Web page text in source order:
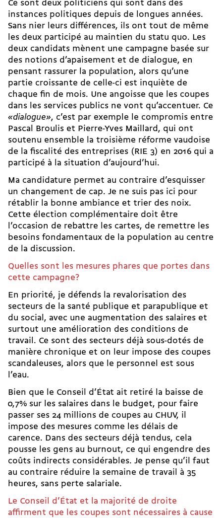
Ce sont deux politiciens qui sont dans des
instances politiques depuis de longues années.
Sans nier leurs différences, ils ont tout de même
les deux participé au maintien du statu quo. Les
deux candidats mènent une campagne basée sur
des notions d’apaisement et de dialogue, en
pensant rassurer la population, alors qu’une
partie croissante de celle-ci est inquiète de
chaque fin de mois. Une angoisse que les coupes
dans les services publics ne vont qu’accentuer. Ce
«dialogue», c’est par exemple le compromis entre
Pascal Broulis et Pierre-Yves Maillard, qui ont
soutenu ensemble la troisième réforme vaudoise
de la fiscalité des entreprises (RIE 3) en 2016 qui a
participé à la situation d’aujourd’hui.
Ma candidature permet au contraire d’esquisser
un changement de cap. Je ne suis pas ici pour
rétablir la bonne ambiance et trier des noix.
Cette élection complémentaire doit être
l’occasion de rebattre les cartes, de remettre les
besoins fondamentaux de la population au centre
de la discussion.
Quelles sont les mesures phares que portes dans
cette campagne?
En priorité, je défends la revalorisation des
secteurs de la santé publique et parapublique et
du social, avec une augmentation des salaires et
surtout une amélioration des conditions de
travail. Ce sont des secteurs déjà sous-dotés de
manière chronique et on leur impose des coupes
scandaleuses, alors que le personnel est sous
l’eau.
Bien que le Conseil d’État ait retiré la baisse de
0,7% sur les salaires dans le budget, pour faire
passer ses 24 millions de coupes au CHUV, il
impose des mesures comme les délais de
carence. Dans des secteurs déjà tendus, cela
pousse les gens au burnout, ce qui engendre des
coûts indirects considérables. Je pense qu’il faut
au contraire réduire la semaine de travail à 35
heures, sans perte salariale.
Le Conseil d’État et la majorité de droite
affirment que les coupes sont nécessaires à cause